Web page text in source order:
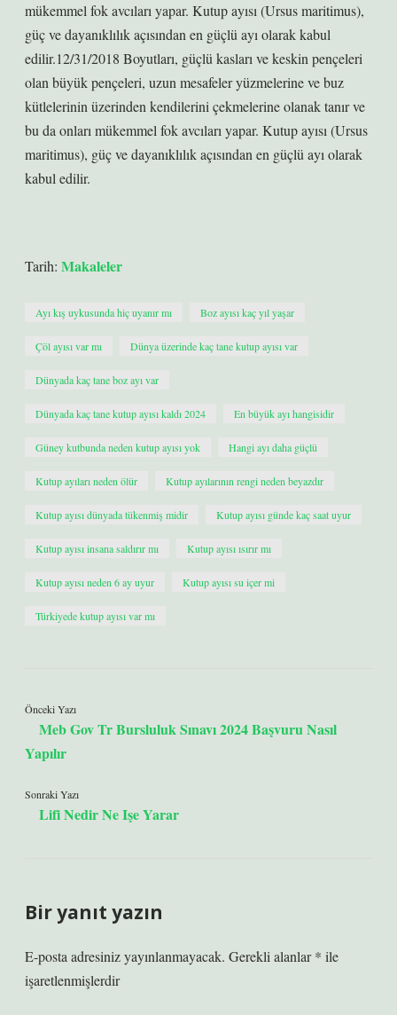
mükemmel fok avcıları yapar. Kutup ayısı (Ursus maritimus),
güç ve dayanıklılık açısından en güçlü ayı olarak kabul
edilir.12/31/2018 Boyutları, güçlü kasları ve keskin pençeleri
olan büyük pençeleri, uzun mesafeler yüzmelerine ve buz
kütlelerinin üzerinden kendilerini çekmelerine olanak tanır ve
bu da onları mükemmel fok avcıları yapar. Kutup ayısı (Ursus
maritimus), güç ve dayanıklılık açısından en güçlü ayı olarak
kabul edilir.
Tarih: Makaleler
Ayı kış uykusunda hiç uyanır mı Boz ayısı kaç yıl yaşar
Çöl ayısı var mı Dünya üzerinde kaç tane kutup ayısı var
Dünyada kaç tane boz ayı var
Dünyada kaç tane kutup ayısı kaldı 2024 En büyük ayı hangisidir
Güney kutbunda neden kutup ayısı yok Hangi ayı daha güçlü
Kutup ayıları neden ölür Kutup ayılarının rengi neden beyazdır
Kutup ayısı dünyada tükenmiş midir Kutup ayısı günde kaç saat uyur
Kutup ayısı insana saldırır mı Kutup ayısı ısırır mı
Kutup ayısı neden 6 ay uyur Kutup ayısı su içer mi
Türkiyede kutup ayısı var mı
Önceki Yazı
Meb Gov Tr Bursluluk Sınavı 2024 Başvuru Nasıl
Yapılır
Sonraki Yazı
Lifi Nedir Ne Işe Yarar
Bir yanıt yazın
E-posta adresiniz yayınlanmayacak. Gerekli alanlar* ile
işaretlenmişlerdir